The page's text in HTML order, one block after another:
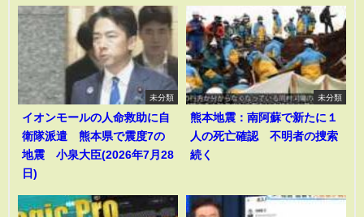
未分類
イオンモールの人命救助に自
衛隊派遣 熊本県で震度7の
地震 小泉大臣(2026年7月28
日)
未分類
熊本地震：南阿蘇で新たに１
人の死亡確認 不明者の捜索
続く